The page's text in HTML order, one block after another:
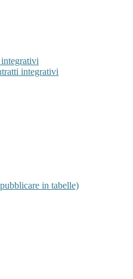
integrativi
in tabelle)